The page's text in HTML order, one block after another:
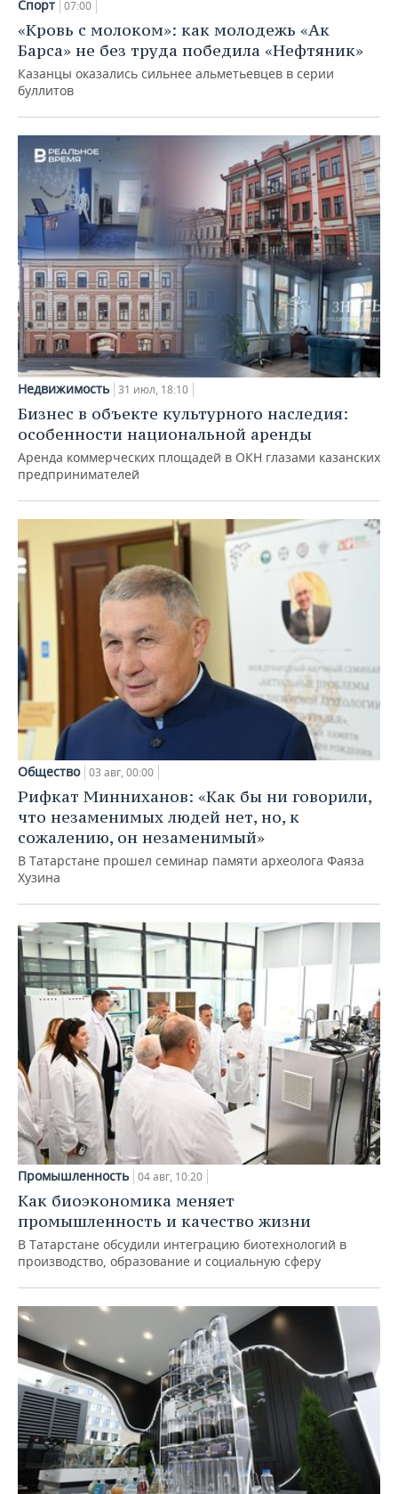
Спорт 07:00
«Кровь с молоком»: как молодежь «Ак
Барса» не без труда победила «Нефтяник»
Казанцы оказались сильнее альметьевцев в серии
буллитов
Недвижимость 31 июл, 18:10
Бизнес в объекте культурного наследия:
особенности национальной аренды
Аренда коммерческих площадей в ОКН глазами казанских
предпринимателей
Общество 03 авг, 00:00
Рифкат Минниханов: «Как бы ни говорили,
что незаменимых людей нет, но, к
сожалению, он незаменимый»
В Татарстане прошел семинар памяти археолога Фаяза
Хузина
Промышленность 04 авг, 10:20
Как биоэкономика меняет
промышленность и качество жизни
В Татарстане обсудили интеграцию биотехнологий в
производство, образование и социальную сферу